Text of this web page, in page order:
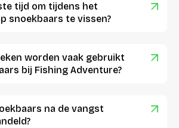
tijd om tijdens het
snoekbaars te vissen?
worden vaak gebruikt
bij Fishing Adventure?
na de vangst